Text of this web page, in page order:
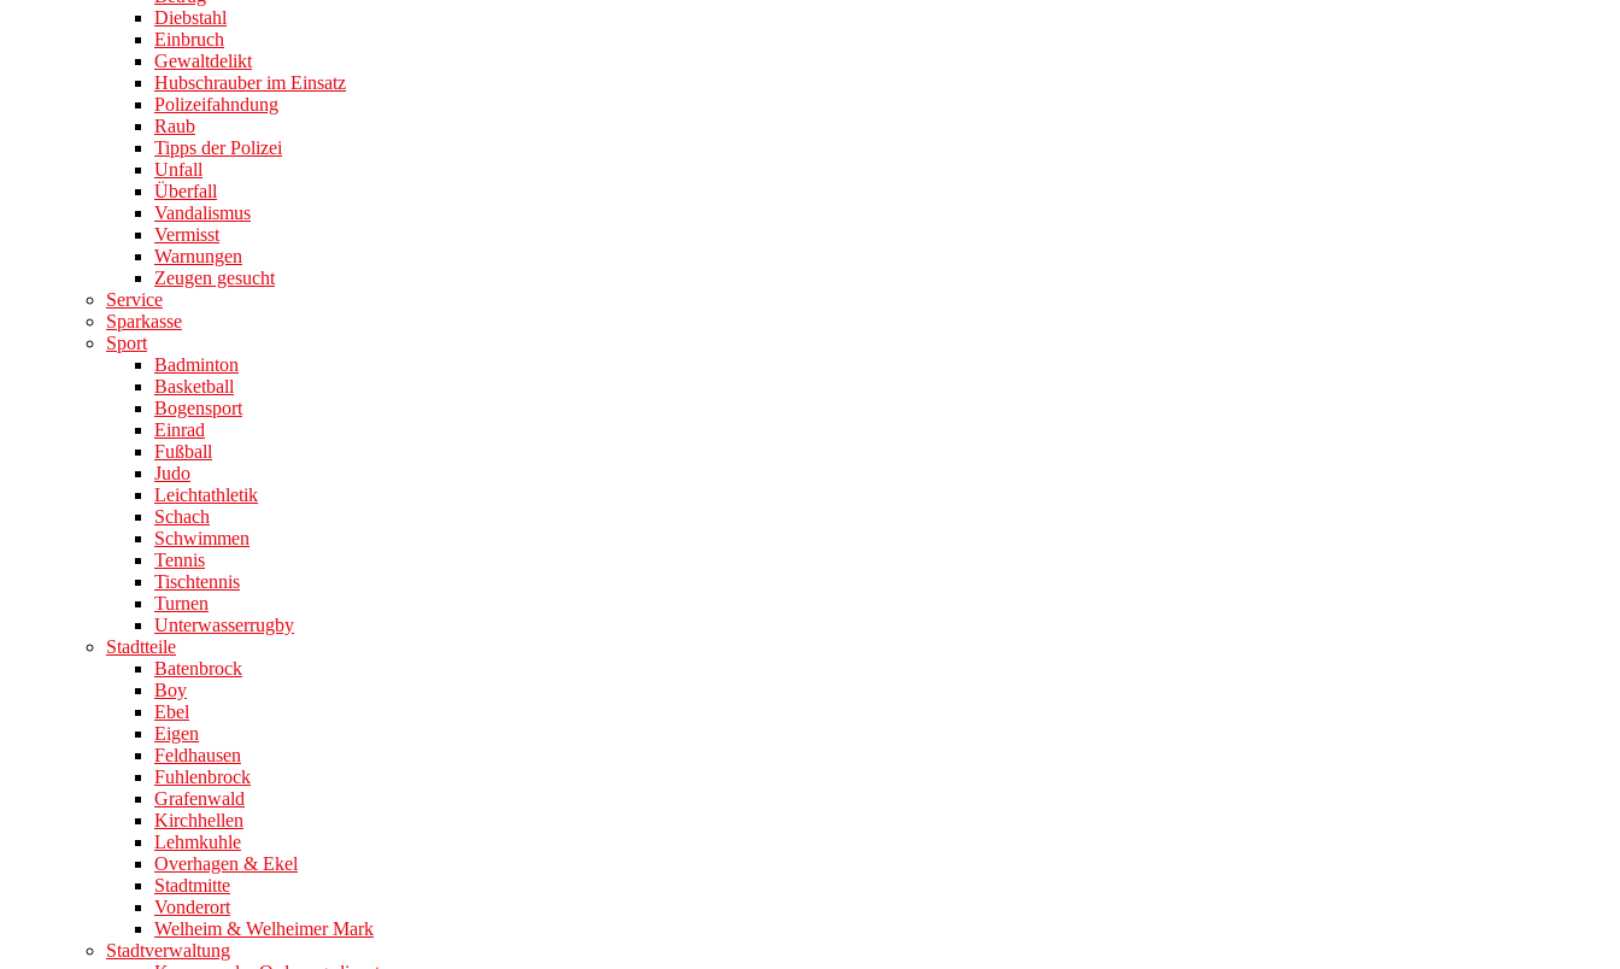
Diebstahl
Einbruch
Gewaltdelikt
Hubschrauber im Einsatz
Polizeifahndung
Raub
Tipps der Polizei
Unfall
Überfall
Vandalismus
Vermisst
Warnungen
Zeugen gesucht
Service
Sparkasse
Sport
Badminton
Basketball
Bogensport
Einrad
Fußball
Judo
Leichtathletik
Schach
Schwimmen
Tennis
Tischtennis
Turnen
Unterwasserrugby
Stadtteile
Batenbrock
Boy
Ebel
Eigen
Feldhausen
Fuhlenbrock
Grafenwald
Kirchhellen
Lehmkuhle
Overhagen & Ekel
Stadtmitte
Vonderort
Welheim & Welheimer Mark
Stadtverwaltung